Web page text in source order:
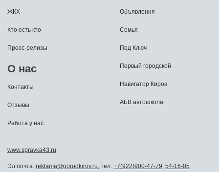
ЖКХ
Кто есть кто
Пресс-релизы
О нас
Контакты
Отзывы
Работа у нас
Объявления
Семья
Под Ключ
Первый городской
Навигатор Киров
АБВ автошкола
www.spravka43.ru
Эл.почта: reklama@gorodkirov.ru, тел: +7(922)900-47-79, 54-16-05